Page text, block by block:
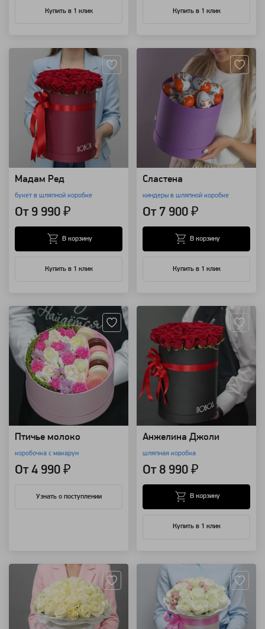
Купить в 1 клик Купить в 1 клик
Мадам Ред
букет в шляпной коробке
От 9 990 ₽
Купить в 1 клик
В корзину
Сластена
киндеры в шляпной коробке
От 7 900 ₽
Купить в 1 клик
В корзину
Птичье молоко
коробочка с макарун
От 4 990 ₽
Узнать о поступлении
Анжелина Джоли
шляпная коробка
От 8 990 ₽
Купить в 1 клик
В корзину